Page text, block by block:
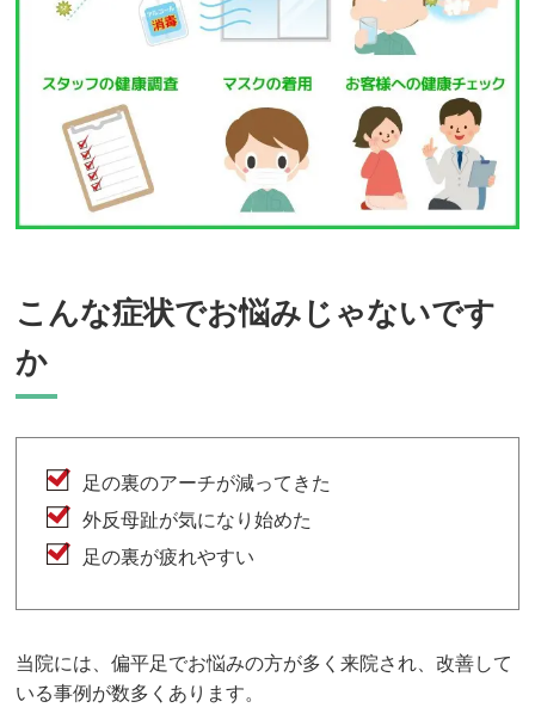
こんな症状でお悩みじゃないです
か
足の裏のアーチが減ってきた
外反母趾が気になり始めた
足の裏が疲れやすい
当院には、偏平足でお悩みの方が多く来院され、改善して
いる事例が数多くあります。